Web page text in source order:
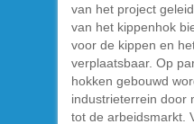
van het project
van het kippenhok
voor de kippen en
verplaatsbaar. Op
hokken gebouwd
industrieterrein door
tot de arbeidsmarkt.